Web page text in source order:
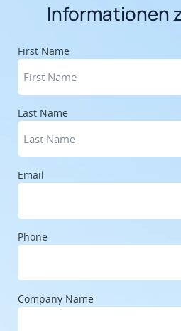
Informationen
First Name
Last Name
Email
Phone
Company Name